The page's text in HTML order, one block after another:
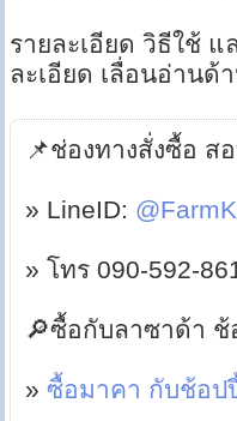
รายละเอียด วิธีใช้
ละเอียด เลื่อนอ่านด้
📌ช่องทางสั่งซื้อ ส
» LineID:
» โทร 090-592-
🔎ซื้อกับลาซาด้า ช้
»ซื้อมาคา กับช้อป